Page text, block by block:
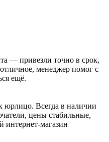
— привезли точно в срок,
менеджер помог с
ещё.
юрлицо. Всегда в наличии
цены стабильные,
интернет-магазин